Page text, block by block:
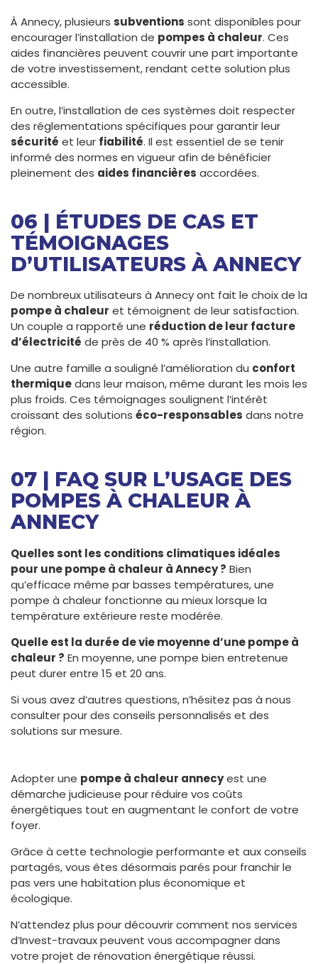
À Annecy, plusieurs subventions sont disponibles pour
encourager l’installation de pompes à chaleur. Ces
aides financières peuvent couvrir une part importante
de votre investissement, rendant cette solution plus
accessible.
En outre, l’installation de ces systèmes doit respecter
des réglementations spécifiques pour garantir leur
sécurité et leur fiabilité. Il est essentiel de se tenir
informé des normes en vigueur afin de bénéficier
pleinement des aides financières accordées.
06 | ÉTUDES DE CAS ET
TÉMOIGNAGES
D’UTILISATEURS À ANNECY
De nombreux utilisateurs à Annecy ont fait le choix de la
pompe à chaleur et témoignent de leur satisfaction.
Un couple a rapporté une réduction de leur facture
d’électricité de près de 40 % après l’installation.
Une autre famille a souligné l’amélioration du confort
thermiquedans leur maison, même durant les mois les
plus froids. Ces témoignages soulignent l’intérêt
croissant des solutions éco-responsables dans notre
région.
07 | FAQ SUR L’USAGE DES
POMPES À CHALEUR À
ANNECY
Quelles sont les conditions climatiques idéales
pour une pompe à chaleur à Annecy ? Bien
qu’efficace même par basses températures, une
pompe à chaleur fonctionne au mieux lorsque la
température extérieure reste modérée.
Quelle est la durée de vie moyenne d’une pompe à
chaleur ? En moyenne, une pompe bien entretenue
peut durer entre 15 et 20 ans.
Si vous avez d’autres questions, n’hésitez pas à nous
consulter pour des conseils personnalisés et des
solutions sur mesure.
Adopter une pompe à chaleur annecyest une
démarche judicieuse pour réduire vos coûts
énergétiques tout en augmentant le confort de votre
foyer.
Grâce à cette technologie performante et aux conseils
partagés, vous êtes désormais parés pour franchir le
pas vers une habitation plus économique et
écologique.
N’attendez plus pour découvrir comment nos services
d’Invest-travaux peuvent vous accompagner dans
votre projet de rénovation énergétique réussi.